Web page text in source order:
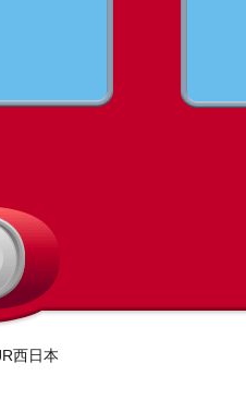
西日本